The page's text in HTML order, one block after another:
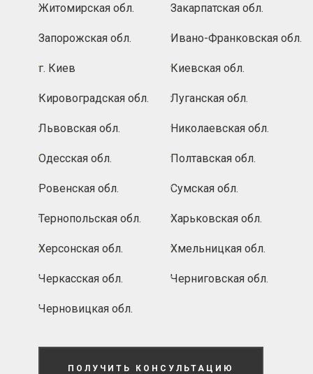
Житомирская обл. Закарпатская обл.
Запорожская обл. Ивано-Франковская обл.
г. Киев Киевская обл.
Кировоградская обл. Луганская обл.
Львовская обл. Николаевская обл.
Одесская обл. Полтавская обл.
Ровенская обл. Сумская обл.
Тернопольская обл. Харьковская обл.
Херсонская обл. Хмельницкая обл.
Черкасская обл. Черниговская обл.
Черновицкая обл.
ПОЛУЧИТЬ КОНСУЛЬТАЦИЮ